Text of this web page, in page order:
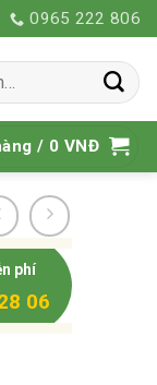
0965 222 806
/ 0 VNĐ
phí
06